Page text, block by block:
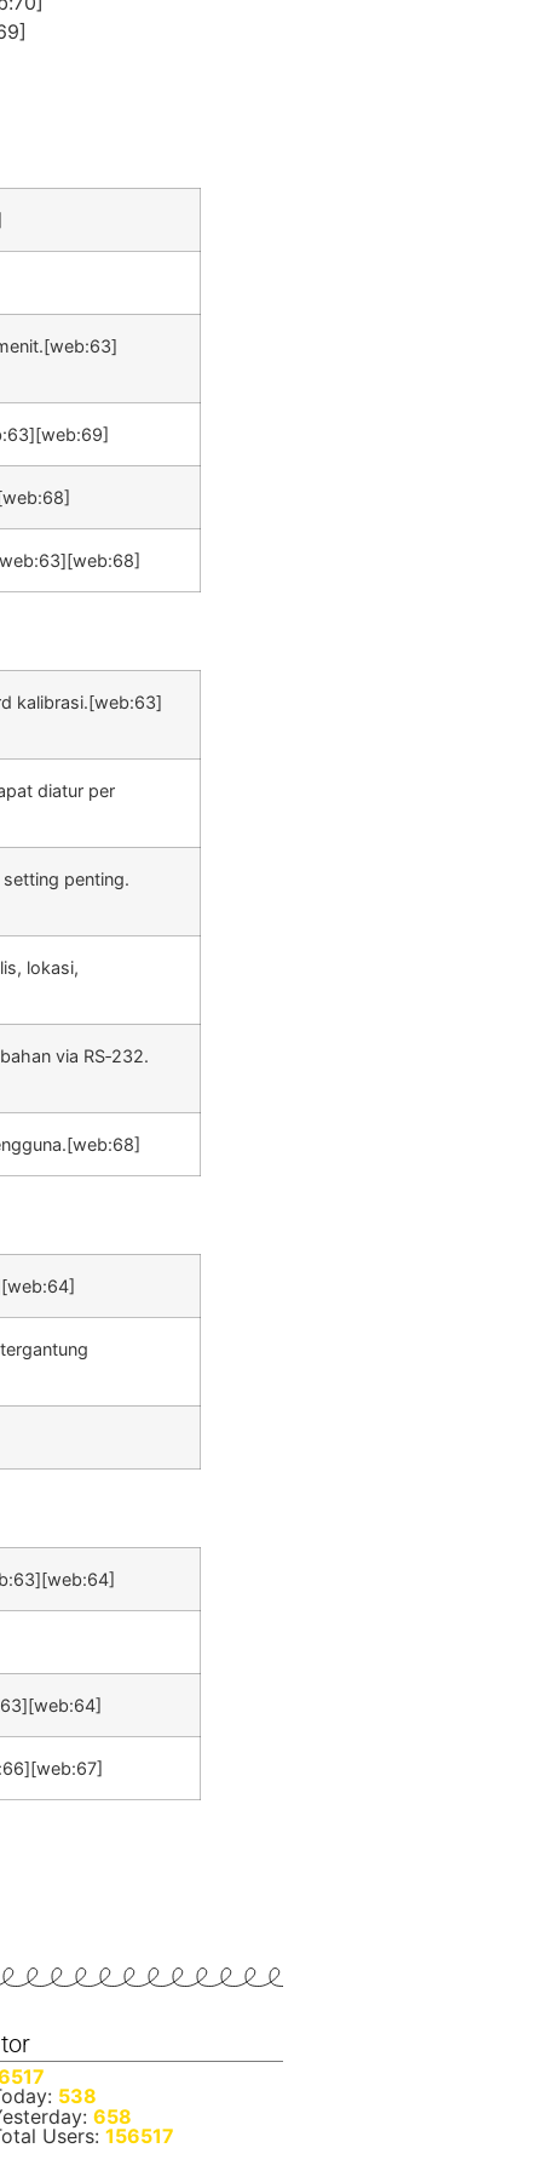
kalibrasi.[web:63]
diatur per
penting.
lokasi,
via RS‑232.
538
658
Users:156517